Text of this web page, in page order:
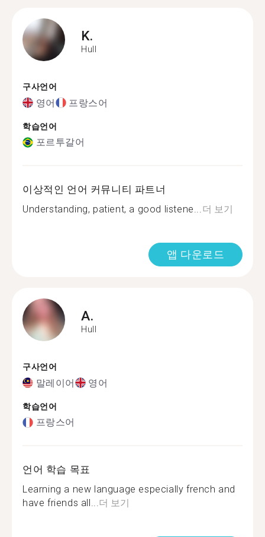
K.
Hull
구사언어
영어 프랑스어
학습언어
포르투갈어
이상적인 언어 커뮤니티 파트너
Understanding, patient, a good listene...더 보기
앱 다운로드
A.
Hull
구사언어
말레이어 영어
학습언어
프랑스어
언어 학습 목표
Learning a new language especially french and
have friends all...더 보기